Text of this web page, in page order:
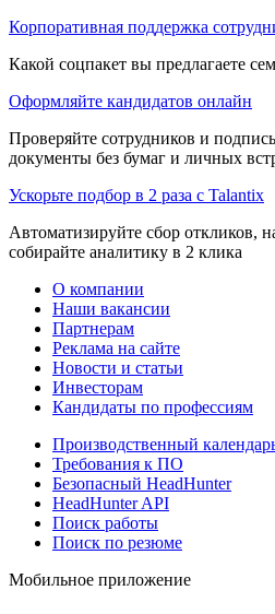
Корпоративная поддержка
Какой соцпакет вы предлагаете
Оформляйте кандидатов онлайн
Проверяйте сотрудников и
документы без бумаг и личных
Ускорьте подбор в 2 раза с Talantix
Автоматизируйте сбор откликов,
собирайте аналитику в 2 клика
О компании
Наши вакансии
Партнерам
Реклама на сайте
Новости и статьи
Инвесторам
Кандидаты по профессиям
Производственный
Требования к ПО
Безопасный HeadHunter
HeadHunter API
Поиск работы
Поиск по резюме
Мобильное приложение